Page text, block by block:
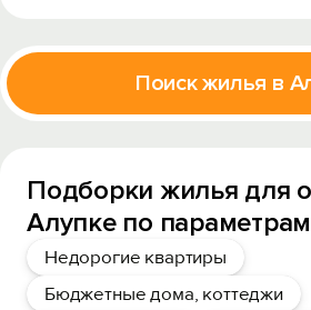
Поиск жилья в
Подборки жилья для
Алупке по параметрам
Недорогие квартиры
Бюджетные дома, коттеджи